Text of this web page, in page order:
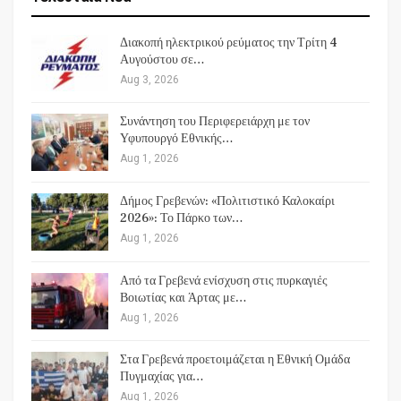
Διακοπή ηλεκτρικού ρεύματος την Τρίτη 4
Αυγούστου σε…
Aug 3, 2026
Συνάντηση του Περιφερειάρχη με τον
Υφυπουργό Εθνικής…
Aug 1, 2026
Δήμος Γρεβενών: «Πολιτιστικό Καλοκαίρι
2026»: Το Πάρκο των…
Aug 1, 2026
Από τα Γρεβενά ενίσχυση στις πυρκαγιές
Βοιωτίας και Άρτας με…
Aug 1, 2026
Στα Γρεβενά προετοιμάζεται η Εθνική Ομάδα
Πυγμαχίας για…
Aug 1, 2026